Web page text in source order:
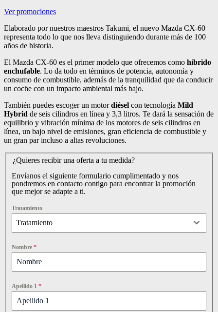
Ver promociones
Elaborado por nuestros maestros Takumi, el nuevo Mazda CX-60
representa todo lo que nos lleva distinguiendo durante más de 100
años de historia.
El Mazda CX-60 es el primer modelo que ofrecemos como híbrido
enchufable. Lo da todo en términos de potencia, autonomía y
consumo de combustible, además de la tranquilidad que da conducir
un coche con un impacto ambiental más bajo.
También puedes escoger un motordiésel con tecnología Mild
Hybrid de seis cilindros en línea y 3,3 litros. Te dará la sensación de
equilibrio y vibración mínima de los motores de seis cilindros en
línea, un bajo nivel de emisiones, gran eficiencia de combustible y
un gran par incluso a altas revoluciones.
¿Quieres recibir una oferta a tu medida?
Envíanos el siguiente formulario cumplimentado y nos
pondremos en contacto contigo para encontrar la promoción
que mejor se adapte a ti.
Tratamiento
Tratamiento
Nombre *
Apellido 1 *